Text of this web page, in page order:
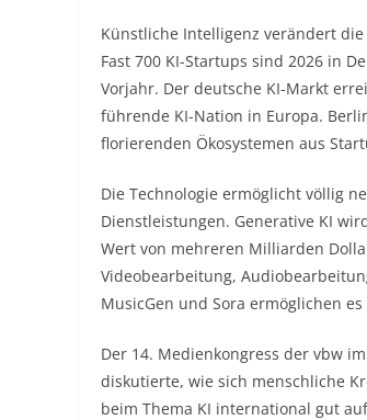
Künstliche Intelligenz verändert
Fast 700 KI-Startups sind 2026 in
Vorjahr. Der deutsche KI-Markt
führende KI-Nation in Europa.
florierenden Ökosystemen aus
Die Technologie ermöglicht völlig
Dienstleistungen. Generative KI
Wert von mehreren Milliarden
Videobearbeitung,
MusicGen und Sora ermöglichen
Der 14. Medienkongress der vbw
diskutierte, wie sich menschliche
beim Thema KI international gut